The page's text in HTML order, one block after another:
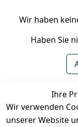
Wir haben
Haben Sie
Ihre
Wir verwenden
unserer Website
Rechtliches
AGB